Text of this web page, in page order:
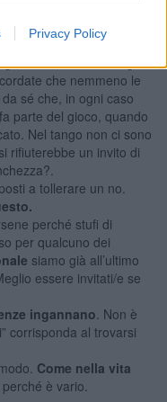
Privacy Policy
di fare il maggior
più possibilità di
che nemmeno le
sé che, in ogni caso
parte del gioco, quando
Nel tango non ci sono
rifiuterebbe un invito di
a tollerare un no.
perché stufi di
per qualcuno dei
siamo già all’ultimo
essere invitati/e se
ingannano . Non è
corrisponda al trovarsi
Come nella vita
è vario.